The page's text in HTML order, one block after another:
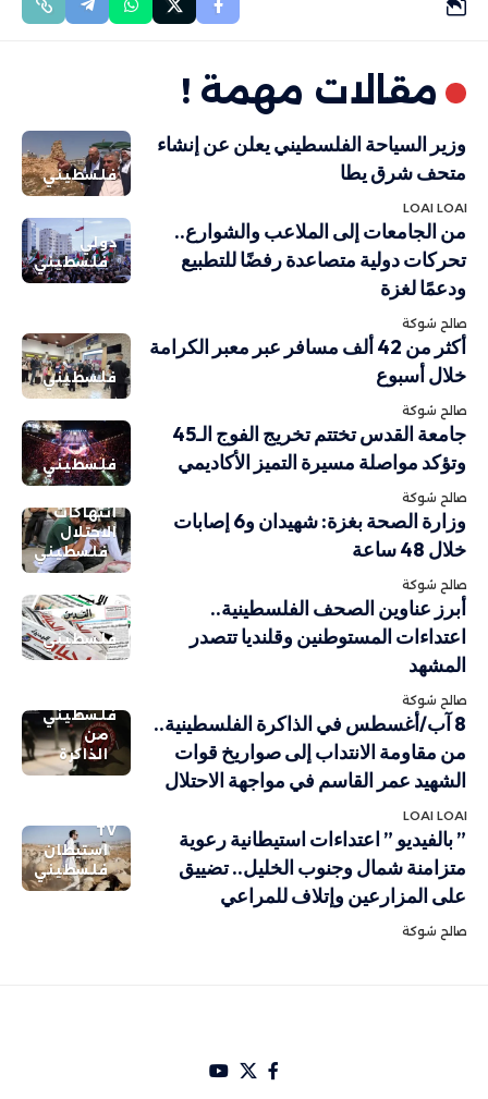
مقالات مهمة !
فلسطيني
وزير السياحة الفلسطيني يعلن عن إنشاء
متحف شرق يطا
LOAI LOAI
دولي
فلسطيني
من الجامعات إلى الملاعب والشوارع..
تحركات دولية متصاعدة رفضًا للتطبيع
ودعمًا لغزة
صالح شوكة
فلسطيني
أكثر من 42 ألف مسافر عبر معبر الكرامة
خلال أسبوع
صالح شوكة
فلسطيني
جامعة القدس تختتم تخريج الفوج الـ45
وتؤكد مواصلة مسيرة التميز الأكاديمي
صالح شوكة
انتهاكات
الاحتلال
فلسطيني
وزارة الصحة بغزة: شهيدان و6 إصابات
خلال 48 ساعة
صالح شوكة
فلسطيني
أبرز عناوين الصحف الفلسطينية..
اعتداءات المستوطنين وقلنديا تتصدر
المشهد
صالح شوكة
فلسطيني
من
الذاكرة
8 آب/أغسطس في الذاكرة الفلسطينية..
من مقاومة الانتداب إلى صواريخ قوات
الشهيد عمر القاسم في مواجهة الاحتلال
LOAI LOAI
TV
استيطان
فلسطيني
” بالفيديو ” اعتداءات استيطانية رعوية
متزامنة شمال وجنوب الخليل.. تضييق
على المزارعين وإتلاف للمراعي
صالح شوكة